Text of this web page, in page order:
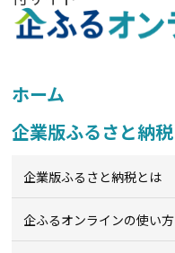
ホーム
企業版ふるさと納税
企業版ふるさと納税とは
企ふるオンラインの使い方